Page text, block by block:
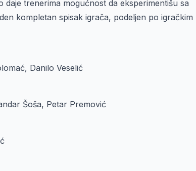
trenerima mogućnost da eksperimentišu sa
kompletan spisak igrača, podeljen po igračkim
Danilo Veselić
Šoša, Petar Premović